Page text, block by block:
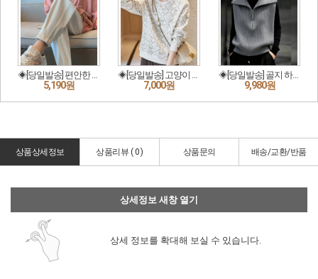
상품상세정보 상품리뷰 ( 0) 상품문의 배송/교환/반품
상세정보 새창 열기
상세 정보를 확대해 보실 수 있습니다.